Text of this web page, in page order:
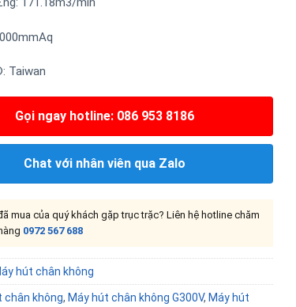
Taiwan
Gọi ngay hotline: 086 953 8186
Chat với nhân viên qua Zalo
mua của quý khách gặp trục trặc? Liên hệ hotline chăm
0972 567 688
hút chân không
chân không, Máy hút chân không G300V, Máy hút